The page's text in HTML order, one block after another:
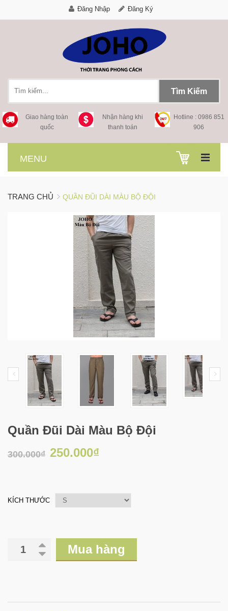
Đăng Nhập Đăng Ký
Tìm Kiếm
Giao hàng toàn
quốc
Nhận hàng khi
thanh toán
Hotline : 0986 851
906
.
MENU
TRANG CHỦ QUẦN ĐŨI DÀI MÀU BỘ ĐỘI
Quần Đũi Dài Màu Bộ Đội
300.000₫ 250.000₫
KÍCH THƯỚC
Mua hàng